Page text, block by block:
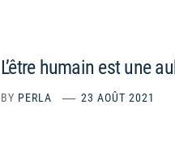
L’être humain est une
BY PERLA 23 AOÛT 2021